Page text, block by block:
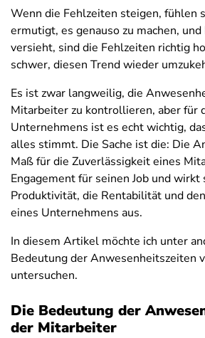
Wenn die Fehlzeiten steigen, fühlen
ermutigt, es genauso zu machen, und
versieht, sind die Fehlzeiten richtig
schwer, diesen Trend wieder
Es ist zwar langweilig, die
Mitarbeiter zu kontrollieren, aber für
Unternehmens ist es echt wichtig,
alles stimmt. Die Sache ist die: Die
Maß für die Zuverlässigkeit eines
Engagement für seinen Job und wirkt
Produktivität, die Rentabilität und
eines Unternehmens aus.
In diesem Artikel möchte ich unter
Bedeutung der Anwesenheitszeiten
untersuchen.
Die Bedeutung der
der Mitarbeiter